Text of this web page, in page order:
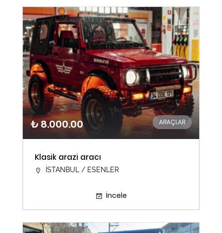
₺ 8.000.00 ARAÇLAR
Klasik arazi aracı
İSTANBUL / ESENLER
İncele